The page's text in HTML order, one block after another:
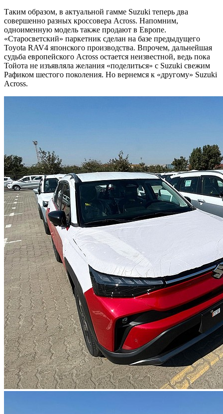
Таким образом, в актуальной гамме Suzuki теперь два
совершенно разных кроссовера Across. Напомним,
одноименную модель также продают в Европе.
«Старосветский» паркетник сделан на базе предыдущего
Toyota RAV4 японского производства. Впрочем, дальнейшая
судьба европейского Across остается неизвестной, ведь пока
Тойота не изъявляла желания «поделиться» с Suzuki свежим
Рафиком шестого поколения. Но вернемся к «другому» Suzuki
Across.